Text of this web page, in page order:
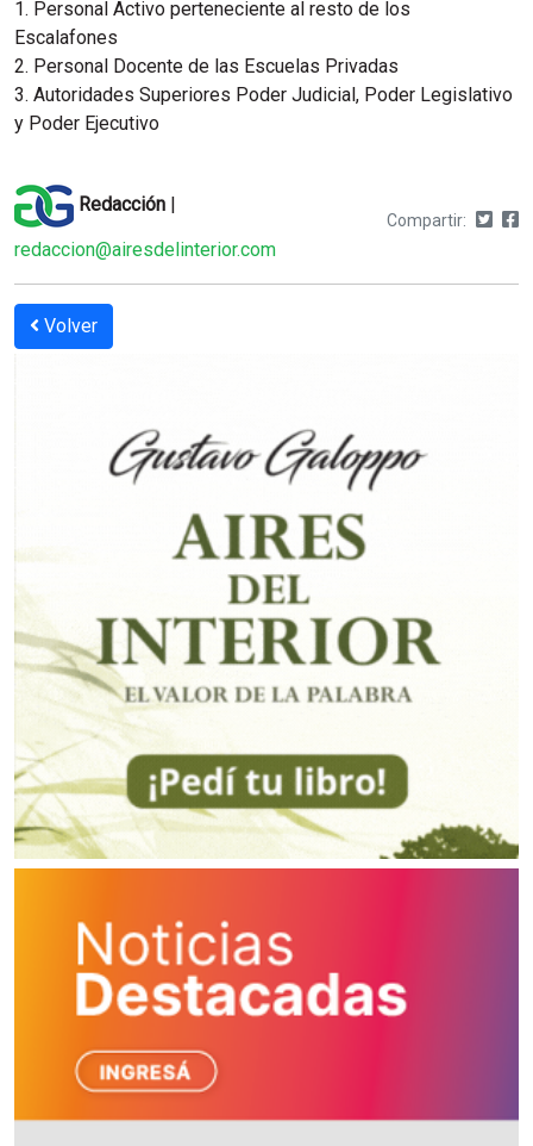
1. Personal Activo perteneciente al resto de los
Escalafones
2. Personal Docente de las Escuelas Privadas
3. Autoridades Superiores Poder Judicial, Poder Legislativo
y Poder Ejecutivo
Redacción
redaccion@airesdelinterior.com
Compartir:
Volver